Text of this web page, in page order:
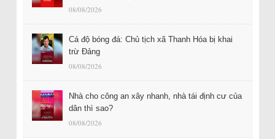
08/08/2026
Cá độ bóng đá: Chủ tịch xã Thanh Hóa bị khai
trừ Đảng
08/08/2026
Nhà cho công an xây nhanh, nhà tái định cư của
dân thì sao?
08/08/2026